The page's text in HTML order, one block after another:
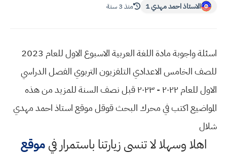
الاستاذ احمد مهدي 1 منذ 3 سنة
اسئلة واجوبة مادة اللغة العربية الاسبوع الاول للعام 2023
للصف الخامس الاعدادي التلفزيون التربوي الفصل الدراسي
الاول للعام ٢٠٢٢ - ٢٠٢٣ قبل نصف السنة للمزيد من هذه
المواضيع اكتب في محرك البحث قوقل موقع استاذ احمد مهدي
شلال
اهلا وسهلالا تنسى زيارتنا باستمرار فيموقع